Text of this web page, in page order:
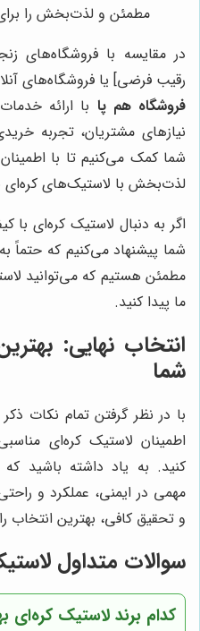
مطمئن و لذت‌بخش را
در مقایسه با فروشگاه‌های
رقیب فرضی] یا فروشگاه‌های
فروشگاه هم پا با ارائه
نیازهای مشتریان، تجربه
شما کمک می‌کنیم تا با
لذت‌بخش با لاستیک‌های کره‌ای
اگر به دنبال لاستیک کره‌ای
شما پیشنهاد می‌کنیم که حتماً به
مطمئن هستیم که می‌توانید
ما پیدا کنید.
انتخاب نهایی:
شما
با در نظر گرفتن تمام نکات
اطمینان لاستیک کره‌ای
کنید. به یاد داشته باشید
مهمی در ایمنی، عملکرد و
و تحقیق کافی، بهترین انتخاب
سوالات متداول
کدام برند لاستیک کره‌ای